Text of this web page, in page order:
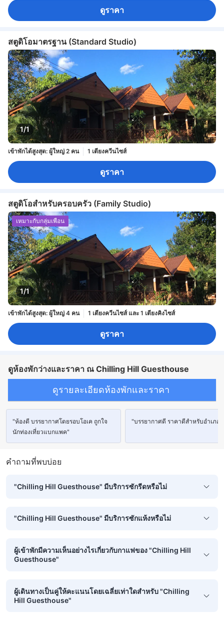
ดูราคา
สตูดิโอมาตรฐาน (Standard Studio)
1/1
เข้าพักได้สูงสุด: ผู้ใหญ่ 2 คน 1 เตียงควีนไซส์
ดูราคา
สตูดิโอสำหรับครอบครัว (Family Studio)
1/1
เหมาะกับกลุ่มเพื่อน
เข้าพักได้สูงสุด: ผู้ใหญ่ 4 คน 1 เตียงควีนไซส์ และ 1 เตียงคิงไซส์
ดูราคา
ดูห้องพักว่างและราคา ณ Chilling Hill Guesthouse
ดูรายละเอียดห้องพักและราคา
"ห้องดี บรรยากาศโดยรอบโอเค ถูกใจ
นักท่องเที่ยวแบกแพค"
"บรรยากาศดี ราคาดีสำหรับอำเภอ
คำถามที่พบบ่อย
"Chilling Hill Guesthouse" มีบริการซักรีดหรือไม่
"Chilling Hill Guesthouse" มีบริการซักแห้งหรือไม่
ผู้เข้าพักมีความเห็นอย่างไรเกี่ยวกับกาแฟของ "Chilling Hill
Guesthouse"
ผู้เดินทางเป็นคู่ให้คะแนนโดยเฉลี่ยเท่าใดสำหรับ "Chilling
Hill Guesthouse"